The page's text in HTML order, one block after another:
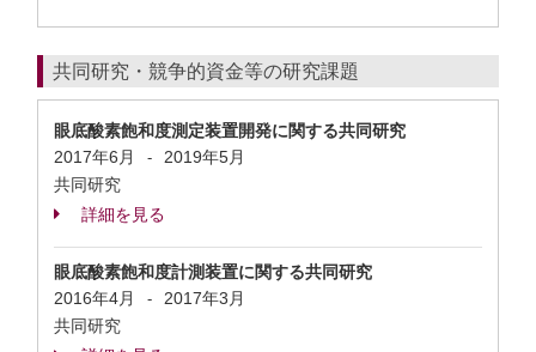
共同研究・競争的資金等の研究課題
眼底酸素飽和度測定装置開発に関する共同研究
2017年6月
-
2019年5月
共同研究
詳細を見る
眼底酸素飽和度計測装置に関する共同研究
2016年4月
-
2017年3月
共同研究